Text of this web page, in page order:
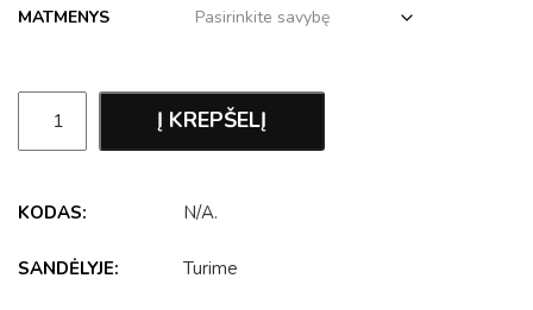
MATMENYS
Į KREPŠELĮ
KODAS: N/A.
SANDĖLYJE: Turime